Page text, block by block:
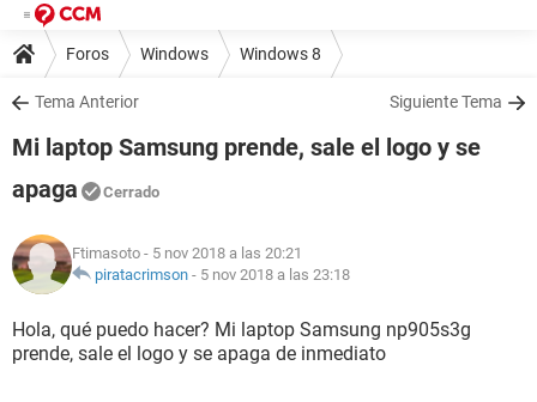
Foros Windows Windows 8
Tema Anterior Siguiente Tema
Mi laptop Samsung prende, sale el logo y se
apaga
Cerrado
Ftimasoto - 5 nov 2018 a las 20:21
piratacrimson - 5 nov 2018 a las 23:18
Hola, qué puedo hacer? Mi laptop Samsung np905s3g
prende, sale el logo y se apaga de inmediato